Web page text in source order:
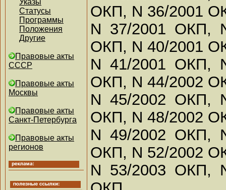
Указы
Статусы
Программы
Положения
Другие
Правовые акты
СССР
Правовые акты
Москвы
Правовые акты
Санкт-Петербурга
Правовые акты
регионов
ОКП, N 36/2001
N 37/2001 ОКП,
ОКП, N 40/2001
N 41/2001 ОКП,
ОКП, N 44/2002
N 45/2002 ОКП,
ОКП, N 48/2002
N 49/2002 ОКП,
ОКП, N 52/2002
N 53/2003 ОКП,